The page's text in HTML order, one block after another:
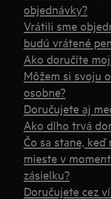
objednávky?
Vrátili sme
budú vrátené
Ako doručíte
Môžem si svoju
osobne?
Doručujete aj
Ako dlho trvá
Čo sa stane,
mieste v
zásielku?
Doručujete cez